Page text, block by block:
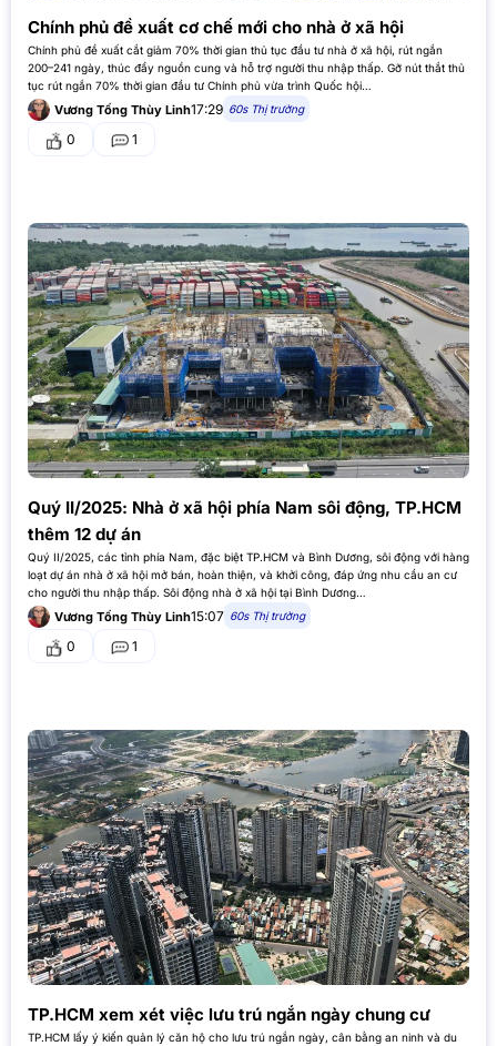
Chính phủ đề xuất cơ chế mới cho nhà ở xã hội
Chính phủ đề xuất cắt giảm 70% thời gian thủ tục đầu tư nhà ở xã hội, rút ngắn
200–241 ngày, thúc đẩy nguồn cung và hỗ trợ người thu nhập thấp. Gỡ nút thắt thủ
tục rút ngắn 70% thời gian đầu tư Chính phủ vừa trình Quốc hội…
Vương Tống Thùy Linh17:29 60s Thị trường
0 1
Quý II/2025: Nhà ở xã hội phía Nam sôi động, TP.HCM
thêm 12 dự án
Quý II/2025, các tỉnh phía Nam, đặc biệt TP.HCM và Bình Dương, sôi động với hàng
loạt dự án nhà ở xã hội mở bán, hoàn thiện, và khởi công, đáp ứng nhu cầu an cư
cho người thu nhập thấp. Sôi động nhà ở xã hội tại Bình Dương…
Vương Tống Thùy Linh15:07 60s Thị trường
0 1
TP.HCM xem xét việc lưu trú ngắn ngày chung cư
TP.HCM lấy ý kiến quản lý căn hộ cho lưu trú ngắn ngày, cân bằng an ninh và du